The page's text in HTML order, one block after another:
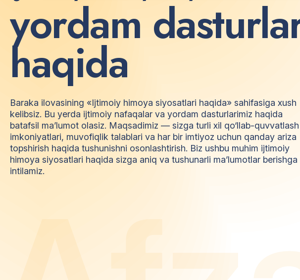
yordam dasturla
haqida
Baraka ilovasining «Ijtimoiy himoya siyosatlari haqida» sahifasiga xush
kelibsiz. Bu yerda ijtimoiy nafaqalar va yordam dasturlarimiz haqida
batafsil ma’lumot olasiz. Maqsadimiz — sizga turli xil qo‘llab-quvvatlash
imkoniyatlari, muvofiqlik talablari va har bir imtiyoz uchun qanday ariza
topshirish haqida tushunishni osonlashtirish. Biz ushbu muhim ijtimoiy
himoya siyosatlari haqida sizga aniq va tushunarli ma’lumotlar berishga
intilamiz.